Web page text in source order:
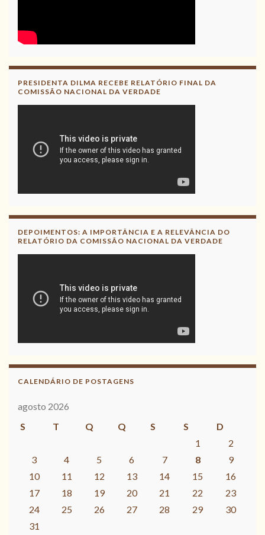
PRESIDENTA DILMA RECEBE RELATÓRIO FINAL DA
COMISSÃO NACIONAL DA VERDADE
DEPOIMENTOS: A IMPORTÂNCIA E A RELEVÂNCIA DO
RELATÓRIO DA COMISSÃO NACIONAL DA VERDADE
CALENDÁRIO DE POSTAGENS
agosto 2026
S
T Q Q S S
D
1
2
3
4 5 6 7 8
9
10
11 12 13 14 15
16
17
18 19 20 21 22
23
24
25 26 27 28 29
30
31